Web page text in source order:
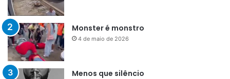
Monster é monstro
4 de maio de 2026
Menos que silêncio